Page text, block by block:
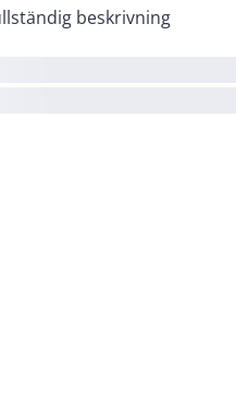
beskrivning